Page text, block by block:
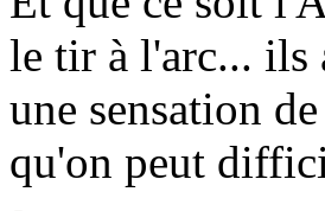
le tir à l'arc... ils
une sensation
qu'on peut